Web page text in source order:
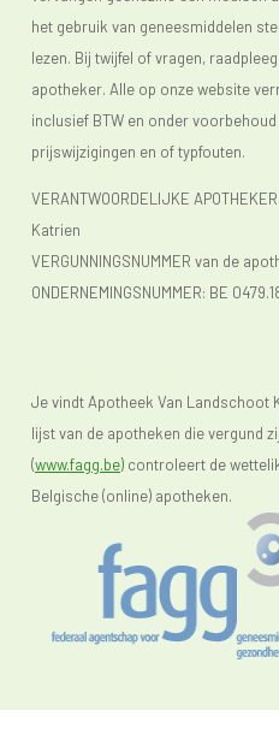
het gebruik van geneesmiddelen
lezen. Bij twijfel of vragen,
apotheker. Alle op onze website
inclusief BTW en onder voorbehoud
prijswijzigingen en of typfouten.
VERANTWOORDELIJKE
Katrien
VERGUNNINGSNUMMER van de
ONDERNEMINGSNUMMER: BE
Je vindt Apotheek Van Landschoot
lijst van de apotheken die vergund
(www.fagg.be) controleert de
Belgische (online) apotheken.